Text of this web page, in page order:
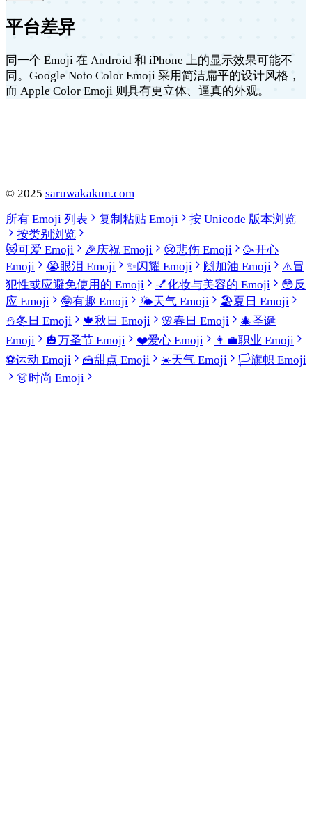
平台差异
同一个 Emoji 在 Android 和 iPhone 上的显示效果可能不
同。Google Noto Color Emoji 采用简洁扁平的设计风格，
而 Apple Color Emoji 则具有更立体、逼真的外观。
© 2025 saruwakakun.com
所有 Emoji 列表
复制粘贴 Emoji
按 Unicode 版本浏览
按类别浏览
😻可爱 Emoji 🎉庆祝 Emoji 😢悲伤 Emoji 🥳开心
Emoji
😭眼泪 Emoji ✨闪耀 Emoji 🙌 加油 Emoji ⚠️冒
犯性或应避免使用的 Emoji
💅化妆与美容的 Emoji 😳反
应 Emoji
🤪有趣 Emoji 🌤️天气 Emoji 🏖️夏日 Emoji
⛄冬日 Emoji 🍁秋日 Emoji 🌸春日 Emoji 🎄圣诞
Emoji
🎃万圣节 Emoji ❤️爱心 Emoji 👩‍💼职业 Emoji
⚽运动 Emoji 🍰甜点 Emoji ☀️天气 Emoji 🏳️旗帜 Emoji
👗时尚 Emoji